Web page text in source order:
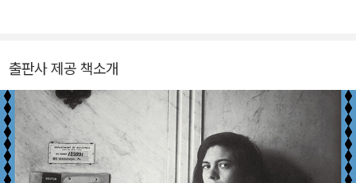
에 가하는 복수다”라는 선언으로 유명한 초기 대표작 『해석에 반대한
다』을 통해 문단에 돌풍을 일으킨 손택은 고급문화와 대중문화를 나
누는 낡은 구분을 허물고, 새로운 감수성과 취향의 시대를 열었다. 이
책은 단숨에 현대 비평의 고전으로 자리 잡았다. 이후 『사진에 관하
여』, 『은유로서의 질병』, 『타인의 고통』 등 현대사회를 사유하는 탁월
출판사 제공 책소개